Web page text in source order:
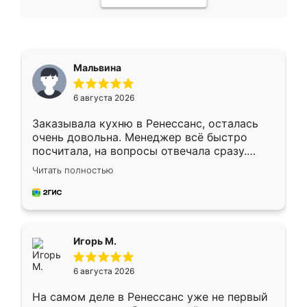
Мальвина
6 августа 2026
Заказывала кухню в Ренессанс, осталась
очень довольна. Менеджер всё быстро
посчитала, на вопросы отвечала сразу.
Замерщик приехал в субботу, подошёл к
делу со всей ответственностью. Собрали
за день, ребята работали аккуратно, даже
Читать полностью
Игорь М.
6 августа 2026
На самом деле в Ренессанс уже не первый